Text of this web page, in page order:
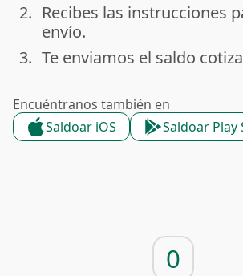
done
2. Recibes las instrucciones
envío.
done
3. Te enviamos el saldo
Encuéntranos también en
Saldoar iOS
Saldoar Play
0